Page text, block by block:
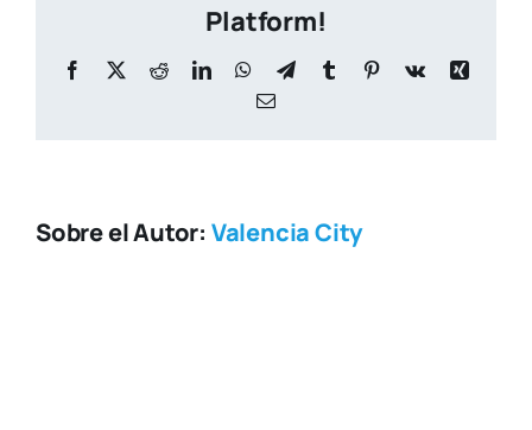
Platform!
Facebook
X RedditLinkedInWhatsApp
TelegramTumblr Pinterest
Vk
Xing
Correo
Sobre el Autor: Valencia City